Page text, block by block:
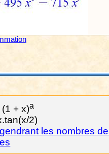
+ x)a
(x/2)
les nombres